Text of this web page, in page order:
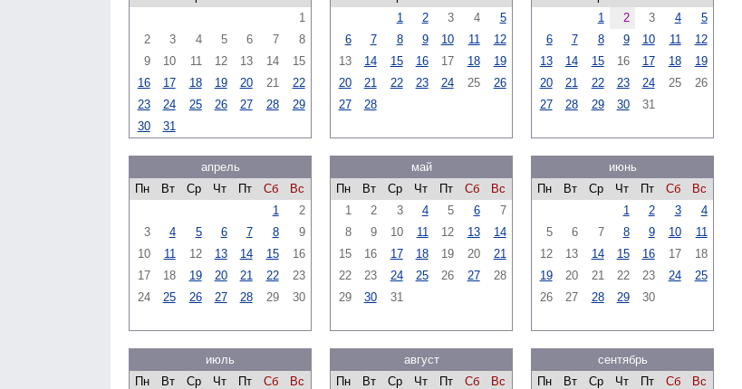
1
2
3 4 5 6 7
8
9
10 11 12 13 14
15
16
17 18 19 20 21
22
23
24 25 26 27 28
29
30
31
1
2 3 4
5
6
7 8 9 10 11
12
13
14 15 16 17 18
19
20
21 22 23 24 25
26
27
28
1
2 3 4
5
6
7 8 9 10 11
12
13
14 15 16 17 18
19
20
21 22 23 24 25
26
27
28 29 30 31
апрель
Пн
Вт Ср Чт Пт Сб
Вс
1
2
3
4 5 6 7 8
9
10
11 12 13 14 15
16
17
18 19 20 21 22
23
24
25 26 27 28 29 30
май
Пн
Вт Ср Чт Пт Сб
Вс
1
2 3 4 5 6
7
8
9 10 11 12 13
14
15
16 17 18 19 20
21
22
23 24 25 26 27
28
29
30 31
июнь
Пн
Вт Ср Чт Пт Сб
Вс
1
2 3
4
5
6 7 8 9 10
11
12
13 14 15 16 17
18
19
20 21 22 23 24
25
26
27 28 29 30
июль
Пн
Вт Ср Чт Пт Сб
Вс
август
Пн
Вт Ср Чт Пт Сб
Вс
сентябрь
Пн
Вт Ср Чт Пт Сб
Вс